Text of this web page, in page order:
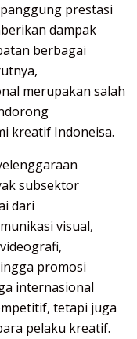
prestasi
dampak
berbagai
merupakan salah
kreatif Indoneisa.
subsektor
dari
visual,
promosi
internasional
tetapi juga
pelaku kreatif.